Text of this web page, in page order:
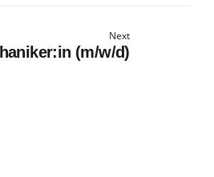
Next
(m/w/d)